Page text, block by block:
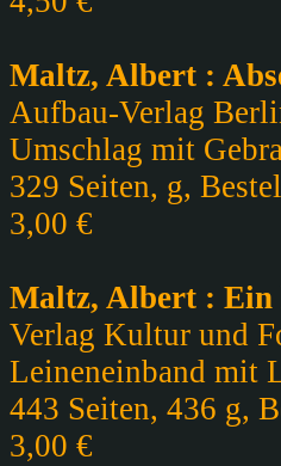
Maltz, Albert :
Aufbau-Verlag
Umschlag mit
329 Seiten, g,
3,00 €
Maltz, Albert : Ein
Verlag Kultur und
Leineneinband mit
443 Seiten, 436 g,
3,00 €